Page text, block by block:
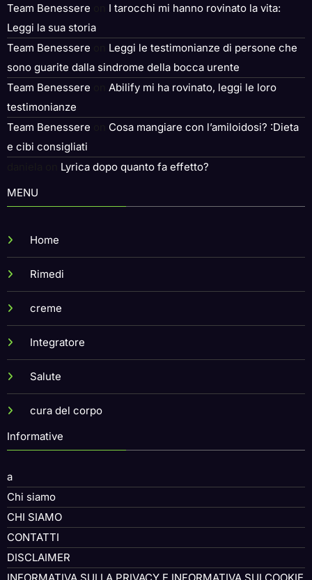
Team Benessere
I tarocchi mi hanno rovinato la vita:
Leggi la sua storia
Team Benessere
Leggi le testimonianze di persone che
sono guarite dalla sindrome della bocca urente
Team Benessere
Abilify mi ha rovinato, leggi le loro
testimonianze
Team Benessere
Cosa mangiare con l’amiloidosi? :Dieta
e cibi consigliati
Lyrica dopo quanto fa effetto?
MENU
Home
Rimedi
creme
Integratore
Salute
cura del corpo
Informative
a
Chi siamo
CHI SIAMO
CONTATTI
DISCLAIMER
INFORMATIVA SULLA PRIVACY E INFORMATIVA SUI COOKIE